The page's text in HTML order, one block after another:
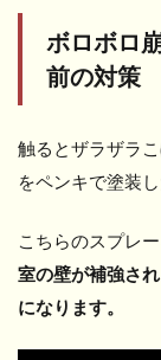
ボロボロ
前の対策
触るとザラザラ
をペンキで塗装
こちらのスプレ
室の壁が補強さ
になります。